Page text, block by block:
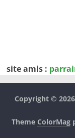
site amis :
Copyright © 2026
Theme ColorMag